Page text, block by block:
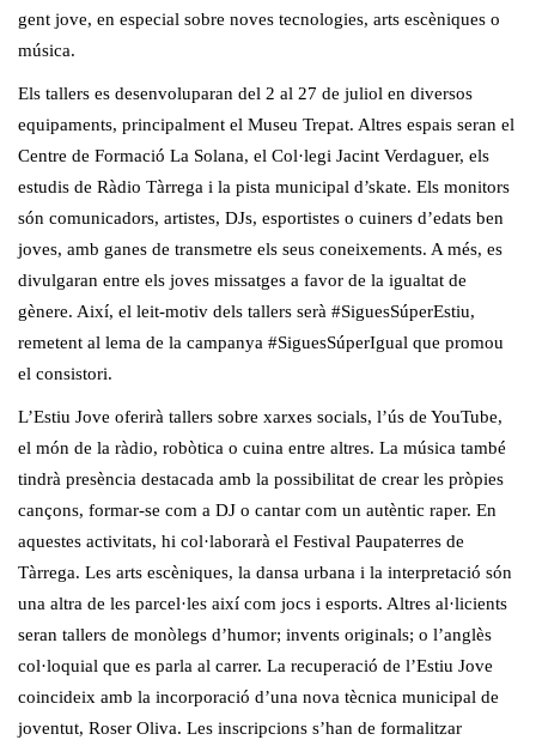
gent jove, en especial sobre noves tecnologies, arts escèniques o
música.
Els tallers es desenvoluparan del 2 al 27 de juliol en diversos
equipaments, principalment el Museu Trepat. Altres espais seran el
Centre de Formació La Solana, el Col·legi Jacint Verdaguer, els
estudis de Ràdio Tàrrega i la pista municipal d’skate. Els monitors
són comunicadors, artistes, DJs, esportistes o cuiners d’edats ben
joves, amb ganes de transmetre els seus coneixements. A més, es
divulgaran entre els joves missatges a favor de la igualtat de
gènere. Així, el leit-motiv dels tallers serà #SiguesSúperEstiu,
remetent al lema de la campanya #SiguesSúperIgual que promou
el consistori.
L’Estiu Jove oferirà tallers sobre xarxes socials, l’ús de YouTube,
el món de la ràdio, robòtica o cuina entre altres. La música també
tindrà presència destacada amb la possibilitat de crear les pròpies
cançons, formar-se com a DJ o cantar com un autèntic raper. En
aquestes activitats, hi col·laborarà el Festival Paupaterres de
Tàrrega. Les arts escèniques, la dansa urbana i la interpretació són
una altra de les parcel·les així com jocs i esports. Altres al·licients
seran tallers de monòlegs d’humor; invents originals; o l’anglès
col·loquial que es parla al carrer. La recuperació de l’Estiu Jove
coincideix amb la incorporació d’una nova tècnica municipal de
joventut, Roser Oliva. Les inscripcions s’han de formalitzar